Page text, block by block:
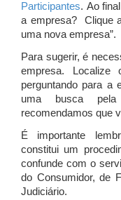
Participantes. Ao
a empresa? Clique
uma nova empresa”.
Para sugerir, é
empresa.
perguntando para a
uma busca
recomendamos que
É importante
constitui um
confunde com o
do Consumidor, de
Judiciário.